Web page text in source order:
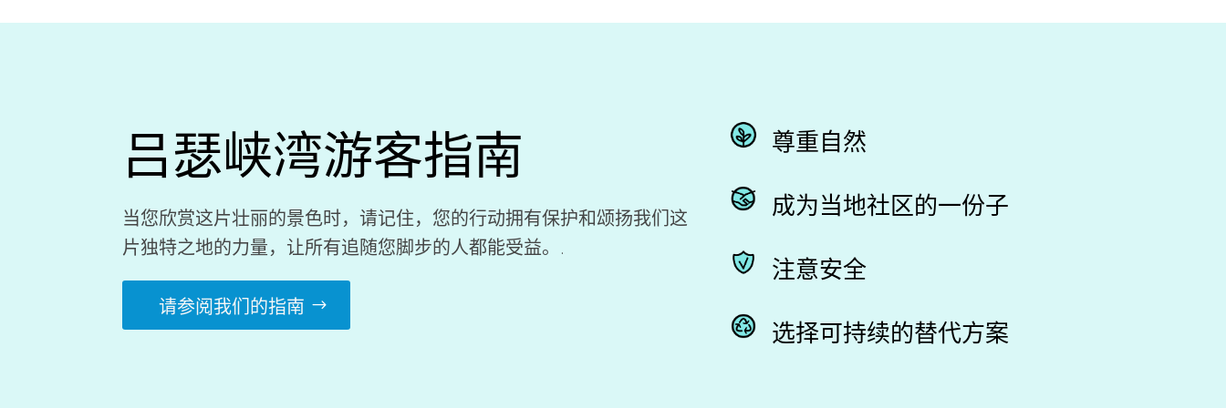
吕瑟峡湾游客指南
当您欣赏这片壮丽的景色时，请记住，您的行动拥有保护和颂扬我们这
片独特之地的力量，让所有追随您脚步的人都能受益。.
请参阅我们的指南
尊重自然
成为当地社区的一份子
注意安全
选择可持续的替代方案